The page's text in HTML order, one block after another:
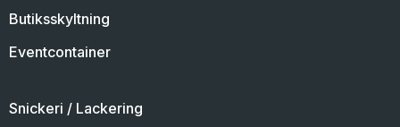
Butiksskyltning
Eventcontainer
Snickeri / Lackering